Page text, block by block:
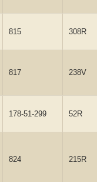
815 308R
817 238V
178-51-299 52R
824 215R